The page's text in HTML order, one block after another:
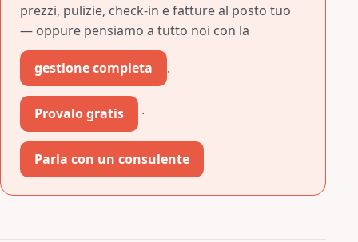
prezzi, pulizie, check-in e fatture al posto tuo
— oppure pensiamo a tutto noi con la
gestione completa .
Provalo gratis ·
Parla con un consulente